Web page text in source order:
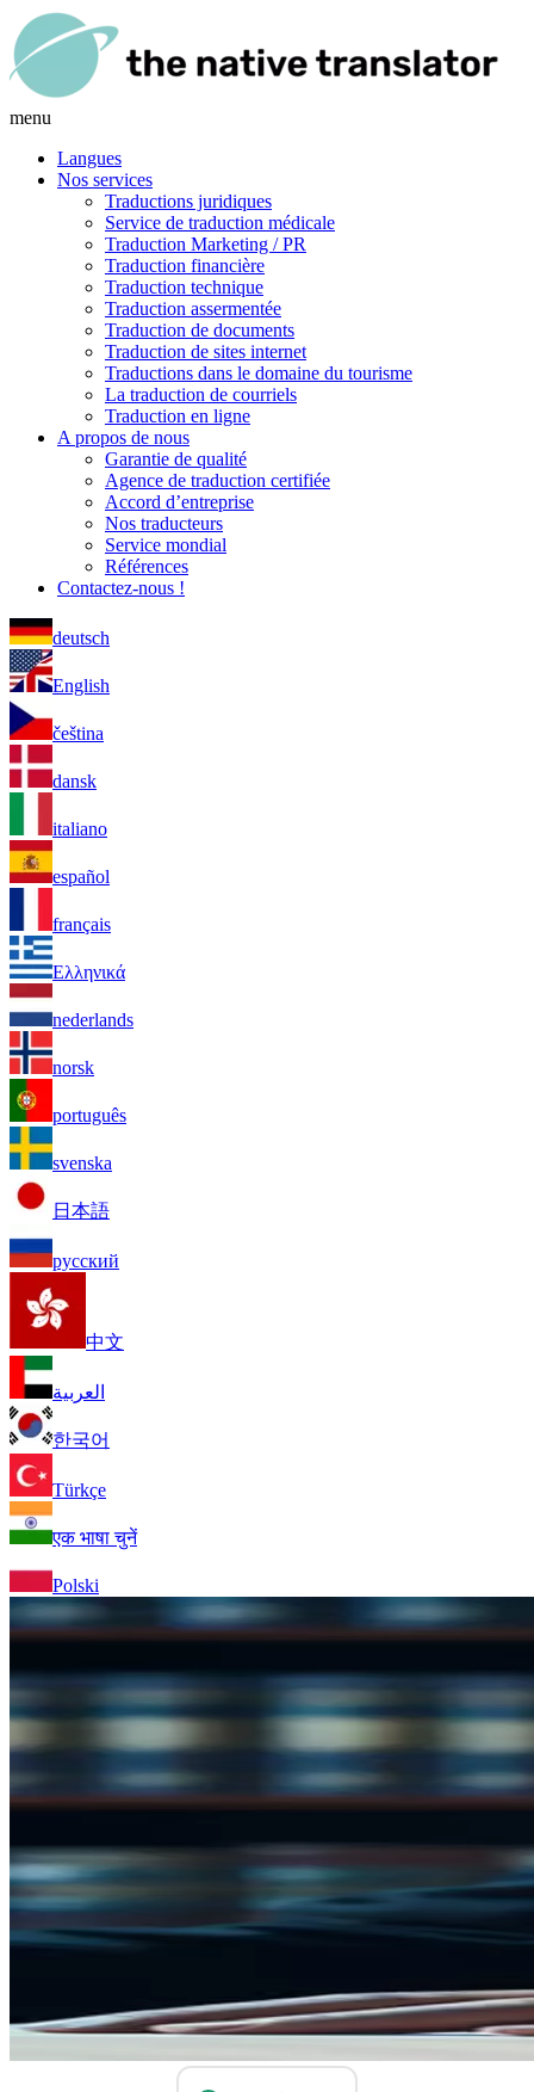
menu
Langues
Nos services
Traductions juridiques
Service de traduction médicale
Traduction Marketing / PR
Traduction financière
Traduction technique
Traduction assermentée
Traduction de documents
Traduction de sites internet
Traductions dans le domaine du tourisme
La traduction de courriels
Traduction en ligne
A propos de nous
Garantie de qualité
Agence de traduction certifiée
Accord d’entreprise
Nos traducteurs
Service mondial
Références
Contactez-nous !
deutsch
English
čeština
dansk
italiano
español
français
Ελληνικά
nederlands
norsk
português
svenska
日本語
русский
中文
العربية
한국어
Türkçe
एक भाषा चुनें
Polski